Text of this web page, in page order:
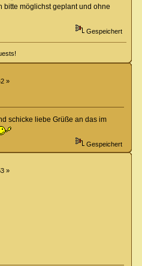
möglichst geplant und ohne
Gespeichert
»
schicke liebe Grüße an das im
Gespeichert
»